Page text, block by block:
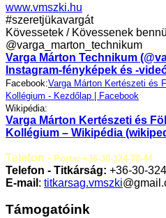
www.vmszki.hu
#szeretjükavargát
Kövessetek / Kövessenek
@varga_marton_technikum
Varga Márton Technikum
Instagram-fényképek és -
Facebook:Varga Márton Kertészeti és
Kollégium - Kezdőlap | Facebook
Wikipédia:
Varga Márton Kertészeti és
Kollégium – Wikipédia
Telefon - Porta: +36-30-324-78-44
Telefon - Titkárság: +36-30-
E-mail : titkarsag.vmszki
Támogatóink